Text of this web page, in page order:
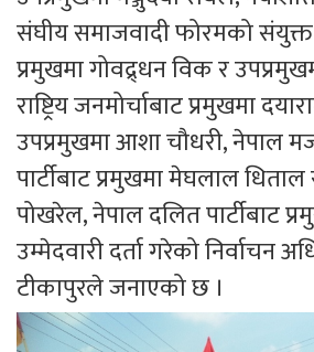
संघीय समाजवादी फोरमको
प्रमुखमा गोवद्र्धन विक र
राष्ट्रिय जनमोर्चाबाट प्रमुखमा
उपप्रमुखमा आशा चौधरी, नेपाल
पार्टीबाट प्रमुखमा मेघलाल धिताल
पोखरेल, नेपाल दलित पार्टीबाट
उम्मेदवारी दर्ता गरेको निर्वाचन
टीकापुरले जनाएको छ ।